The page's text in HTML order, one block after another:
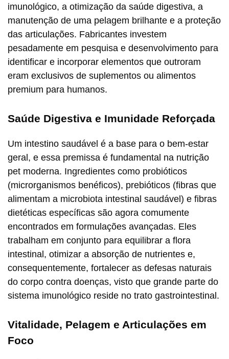
imunológico, a otimização da saúde digestiva, a
manutenção de uma pelagem brilhante e a proteção
das articulações. Fabricantes investem
pesadamente em pesquisa e desenvolvimento para
identificar e incorporar elementos que outroram
eram exclusivos de suplementos ou alimentos
premium para humanos.
Saúde Digestiva e Imunidade Reforçada
Um intestino saudável é a base para o bem-estar
geral, e essa premissa é fundamental na nutrição
pet moderna. Ingredientes como probióticos
(microrganismos benéficos), prebióticos (fibras que
alimentam a microbiota intestinal saudável) e fibras
dietéticas específicas são agora comumente
encontrados em formulações avançadas. Eles
trabalham em conjunto para equilibrar a flora
intestinal, otimizar a absorção de nutrientes e,
consequentemente, fortalecer as defesas naturais
do corpo contra doenças, visto que grande parte do
sistema imunológico reside no trato gastrointestinal.
Vitalidade, Pelagem e Articulações em
Foco